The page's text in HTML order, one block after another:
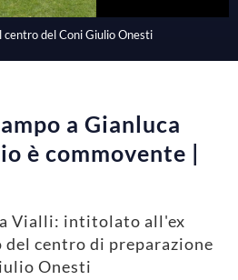
a
V
i
d
del Coni Giulio Onesti
a Gianluca
è commovente |
Vialli: intitolato all'ex
del centro di preparazione
Onesti